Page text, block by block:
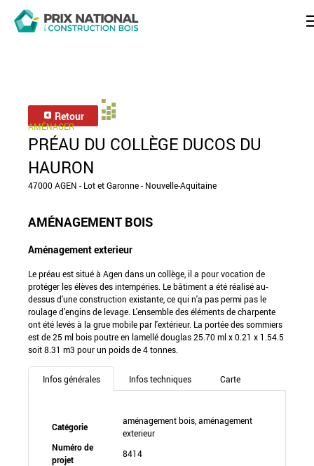
Retour
AMÉNAGER
PRÉAU DU COLLÈGE DUCOS DU
HAURON
47000 AGEN - Lot et Garonne - Nouvelle-Aquitaine
AMÉNAGEMENT BOIS
Aménagement exterieur
Le préau est situé à Agen dans un collège, il a pour vocation de
protéger les élèves des intempéries. Le bâtiment a été réalisé au-
dessus d'une construction existante, ce qui n'a pas permi pas le
roulage d'engins de levage. L'ensemble des éléments de charpente
ont été levés à la grue mobile par l'extérieur. La portée des sommiers
est de 25 ml bois poutre en lamellé douglas 25.70 ml x 0.21 x 1.54.5
soit 8.31 m3 pour un poids de 4 tonnes.
Infos générales Infos techniques Carte
Catégorie
aménagement bois, aménagement
exterieur
Numéro de
projet
8414